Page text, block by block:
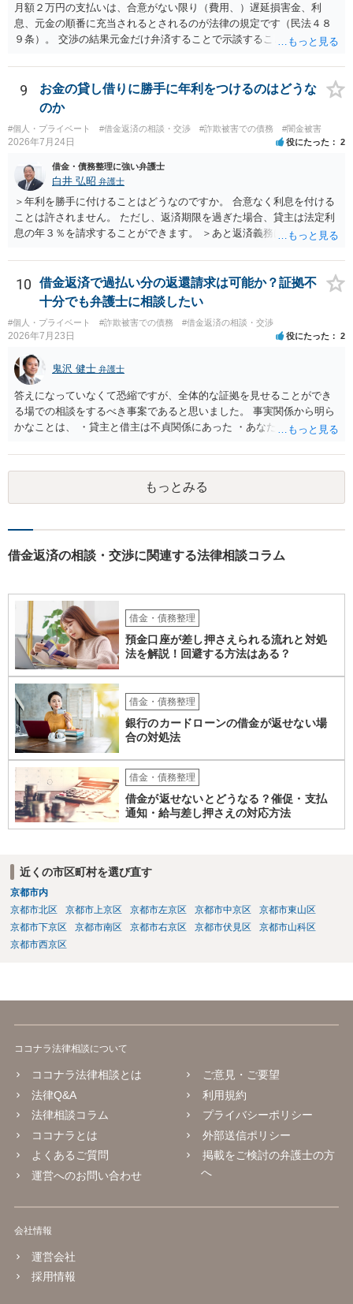
月額２万円の支払いは、合意がない限り（費用、）遅延損害金、利
息、元金の順番に充当されるとされるのが法律の規定です（民法４８
９条）。 交渉の結果元金だけ弁済することで示談することは、弁護士
ることには消極的なことが多いものの、お近くの弁護士にご依頼しチ
ャレンジなさる意義は十分にあると思います。
9
お金の貸し借りに勝手に年利をつけるのはどうな
のか
#個人・プライベート #借金返済の相談・交渉 #詐欺被害での債務 #闇金被害
2026年7月24日 役にたった 2
借金・債務整理に強い弁護士
白井 弘昭 弁護士
＞年利を勝手に付けることはどうなのですか。 合意なく利息を付ける
ことは許されません。 ただし、返済期限を過ぎた場合、貸主は法定利
息の年３％を請求することができます。 ＞あと返済義務はありますか
りたお金は返さなければいけませんし、勝手につけた利息は返済不要
です。 以上、ご参考まで。
10
借金返済で過払い分の返還請求は可能か？証拠不
十分でも弁護士に相談したい
#個人・プライベート #詐欺被害での債務 #借金返済の相談・交渉
2026年7月23日 役にたった 2
鬼沢 健士 弁護士
答えになっていなくて恐縮ですが、全体的な証拠を見せることができ
る場での相談をするべき事案であると思いました。 事実関係から明ら
かなことは、 ・貸主と借主は不貞関係にあった ・あなたから相手に金
想されるのは、 ・もらったものだ ・貸したかもしれないが、不法原因
給付ではない でしょう。 書かれた情報だけからは、不法原因給付であ
るといえそうなものはありませんでした。 不貞当事者間での貸金だか
らといって不法原因給付になるわけではありません。 あなたが性行為
もっとみる
借金返済の相談・交渉に関連する法律相談コラム
借金・債務整理
預金口座が差し押さえられる流れと対処
法を解説！回避する方法はある？
借金・債務整理
銀行のカードローンの借金が返せない場
合の対処法
借金・債務整理
借金が返せないとどうなる？催促・支払
通知・給与差し押さえの対応方法
近くの市区町村を選び直す
京都市内
京都市北区
京都市上京区 京都市左京区 京都市中京区
京都市東山区
京都市下京区
京都市南区 京都市右京区 京都市伏見区
京都市山科区
京都市西京区
ココナラ法律相談について
ココナラ法律相談とは
法律Q&A
法律相談コラム
ココナラとは
よくあるご質問
運営へのお問い合わせ
ご意見・ご要望
利用規約
プライバシーポリシー
外部送信ポリシー
掲載をご検討の弁護士の方
へ
会社情報
運営会社
採用情報